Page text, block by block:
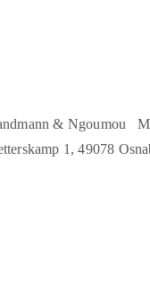
& Ngoumou
1, 49078